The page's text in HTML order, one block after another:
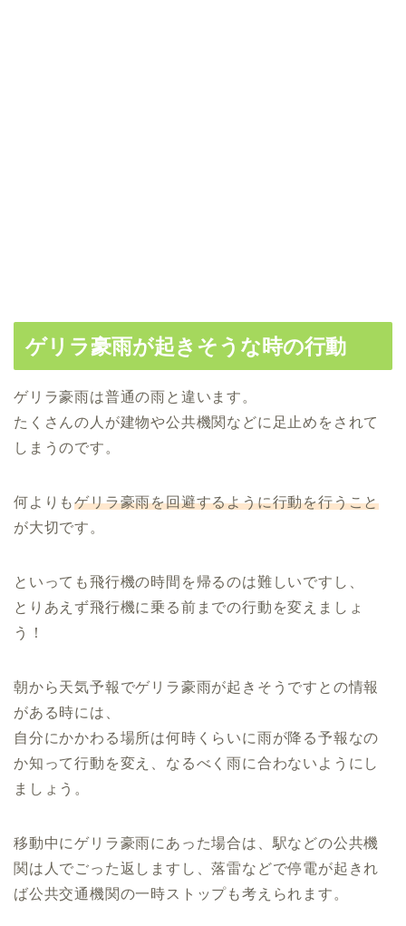
ゲリラ豪雨が起きそうな時の行動
ゲリラ豪雨は普通の雨と違います。
たくさんの人が建物や公共機関などに足止めをされて
しまうのです。
何よりもゲリラ豪雨を回避するように行動を行うこと
が大切です。
といっても飛行機の時間を帰るのは難しいですし、
とりあえず飛行機に乗る前までの行動を変えましょ
う！
朝から天気予報でゲリラ豪雨が起きそうですとの情報
がある時には、
自分にかかわる場所は何時くらいに雨が降る予報なの
か知って行動を変え、なるべく雨に合わないようにし
ましょう。
移動中にゲリラ豪雨にあった場合は、駅などの公共機
関は人でごった返しますし、落雷などで停電が起きれ
ば公共交通機関の一時ストップも考えられます。